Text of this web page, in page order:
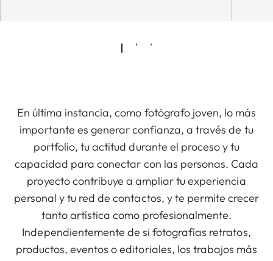
En última instancia, como fotógrafo joven, lo más
importante es generar confianza, a través de tu
portfolio, tu actitud durante el proceso y tu
capacidad para conectar con las personas. Cada
proyecto contribuye a ampliar tu experiencia
personal y tu red de contactos, y te permite crecer
tanto artística como profesionalmente.
Independientemente de si fotografías retratos,
productos, eventos o editoriales, los trabajos más